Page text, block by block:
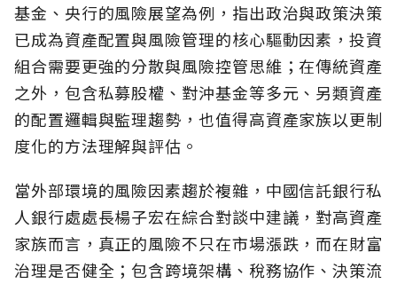
基金、央行的風險展望為例，指出政治與政策決策
已成為資產配置與風險管理的核心驅動因素，投資
組合需要更強的分散與風險控管思維；在傳統資產
之外，包含私募股權、對沖基金等多元、另類資產
的配置邏輯與監理趨勢，也值得高資產家族以更制
度化的方法理解與評估。
當外部環境的風險因素趨於複雜，中國信託銀行私
人銀行處處長楊子宏在綜合對談中建議，對高資產
家族而言，真正的風險不只在市場漲跌，而在財富
治理是否健全；包含跨境架構、稅務協作、決策流